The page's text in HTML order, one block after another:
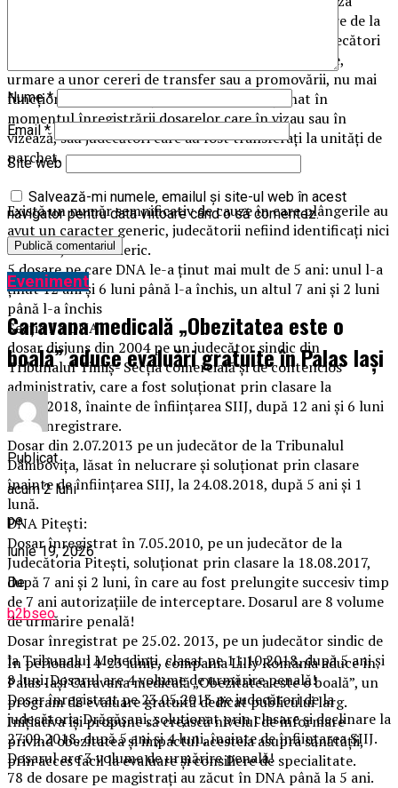
teritorială a unei curţi de apel au fost vizaţi în dosare de la
mai multe structuri DNA teritoriale diferite, ori judecători
care nu mai sunt parte a sistemului judiciar sau care,
urmare a unor cereri de transfer sau a promovării, nu mai
funcţionează la instanţele la care au funcţionat în
momentul înregistrării dosarelor care în vizau sau în
vizează, sau judecători care au fost transferaţi la unităţi de
parchet.
Există un număr semnificativ de cauze în care plângerile au
avut un caracter generic, judecătorii nefiind identificaţi nici
nominal, nici numeric.
5 dosare pe care DNA le-a ţinut mai mult de 5 ani: unul l-a
ţinut 12 ani şi 6 luni până l-a închis, un altul 7 ani şi 2 luni
până l-a închis
Secţia I a DNA:
dosar disjuns din 2004 pe un judecător sindic din
Tribunalul Timiş- Secţia comercială şi de contencios
administrativ, care a fost soluţionat prin clasare la
23.08.2018, înainte de înfiinţarea SIIJ, după 12 ani şi 6 luni
de la înregistrare.
Dosar din 2.07.2013 pe un judecător de la Tribunalul
Dâmboviţa, lăsat în nelucrare şi soluţionat prin clasare
înainte de înfiinţarea SIIJ, la 24.08.2018, după 5 ani şi 1
lună.
DNA Piteşti:
Dosar înregistrat în 7.05.2010, pe un judecător de la
Judecătoria Piteşti, soluţionat prin clasare la 18.08.2017,
după 7 ani şi 2 luni, în care au fost prelungite succesiv timp
de 7 ani autorizaţiile de interceptare. Dosarul are 8 volume
de urmărire penală!
Dosar înregistrat pe 25.02. 2013, pe un judecător sindic de
la Tribunalul Mehedinţi, clasat pe 11.10.2018, după 5 ani şi
8 luni. Dosarul are 4 volume de urmărire penală!
Dosar înregistrat pe 23.05.2013 pe judecători de la
judecătoria Drăgăşani, soluţionat prin clasare şi declinare la
27.09.2018, după 5 ani şi 4 luni, înainte de înfiinţarea SIIJ.
Dosarul are 3 volume de urmărire penală!
78 de dosare pe magistraţi au zăcut în DNA până la 5 ani.
Nume*
Email *
Site web
Salvează-mi numele, emailul și site-ul web în acest
navigator pentru data viitoare când o să comentez.
Eveniment
Caravana medicală „Obezitatea este o
boală” aduce evaluări gratuite în Palas Iași
Publicat
acum 2 luni
pe
iunie 19, 2026
De
b2bseo
În perioada 14-23 iunie, compania Lilly România aduce în
Palas Iași Caravana medicală „Obezitatea este o boală”, un
program de evaluare gratuită dedicat publicului larg.
Inițiativa își propune să crească nivelul de informare
privind obezitatea și impactul acesteia asupra sănătății,
prin acces facil la evaluare și consiliere de specialitate.